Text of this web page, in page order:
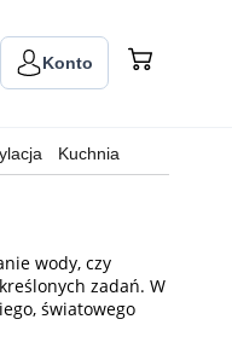
Konto
Kuchnia
wody, czy
zadań. W
światowego